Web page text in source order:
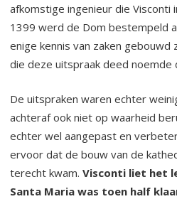
afkomstige ingenieur die Visconti
1399 werd de Dom bestempeld
enige kennis van zaken gebouwd
die deze uitspraak deed noemde
De uitspraken waren echter
achteraf ook niet op waarheid
echter wel aangepast en
ervoor dat de bouw van de
terecht kwam. Visconti liet het
Santa Maria was toen half